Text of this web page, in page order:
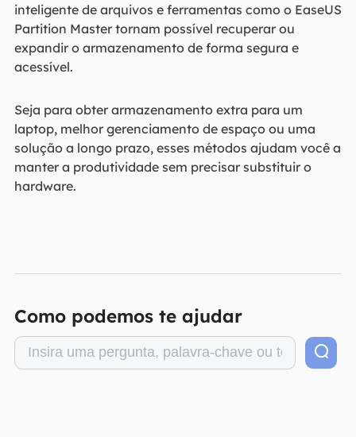
inteligente de arquivos e ferramentas como o EaseUS
Partition Master tornam possível recuperar ou
expandir o armazenamento de forma segura e
acessível.
Seja para obter armazenamento extra para um
laptop, melhor gerenciamento de espaço ou uma
solução a longo prazo, esses métodos ajudam você a
manter a produtividade sem precisar substituir o
hardware.
Como podemos te ajudar